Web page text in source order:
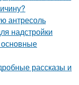
антресоль
надстройки
основные
рассказы и